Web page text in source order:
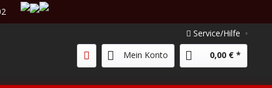
Service/Hilfe
Mein Konto
0,00 € *